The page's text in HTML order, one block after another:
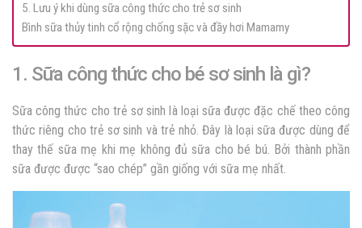
5. Lưu ý khi dùng sữa công thức cho trẻ sơ sinh
Bình sữa thủy tinh cổ rộng chống sặc và đầy hơi Mamamy
1. Sữa công thức cho bé sơ sinh là gì?
Sữa công thức cho trẻ sơ sinh l à loại sữa được đặc chế theo công
thức riêng cho trẻ sơ sinh và trẻ nhỏ. Đây là loại sữa được dùng để
thay thế sữa mẹ khi mẹ không đủ sữa cho bé bú. Bởi thành phần
sữa được được “sao chép” gần giống với sữa mẹ nhất.